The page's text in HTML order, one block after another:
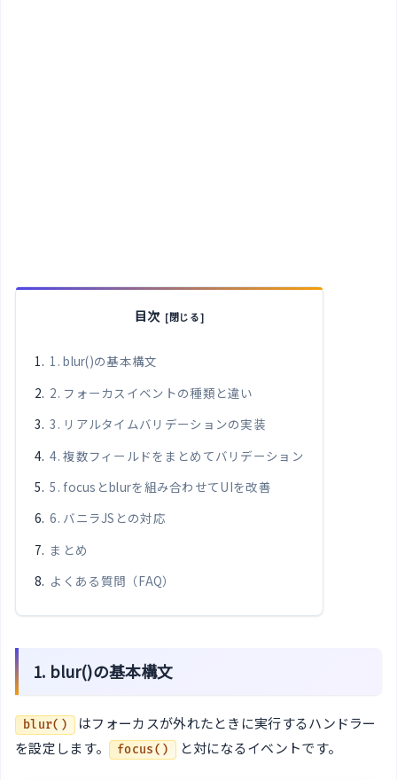
目次
1. blur()の基本構文
2. フォーカスイベントの種類と違い
3. リアルタイムバリデーションの実装
4. 複数フィールドをまとめてバリデーション
5. focusとblurを組み合わせてUIを改善
6. バニラJSとの対応
まとめ
よくある質問（FAQ）
1. blur()の基本構文
blur()
はフォーカスが外れたときに実行するハンドラー
を設定します。
focus() と対になるイベントです。